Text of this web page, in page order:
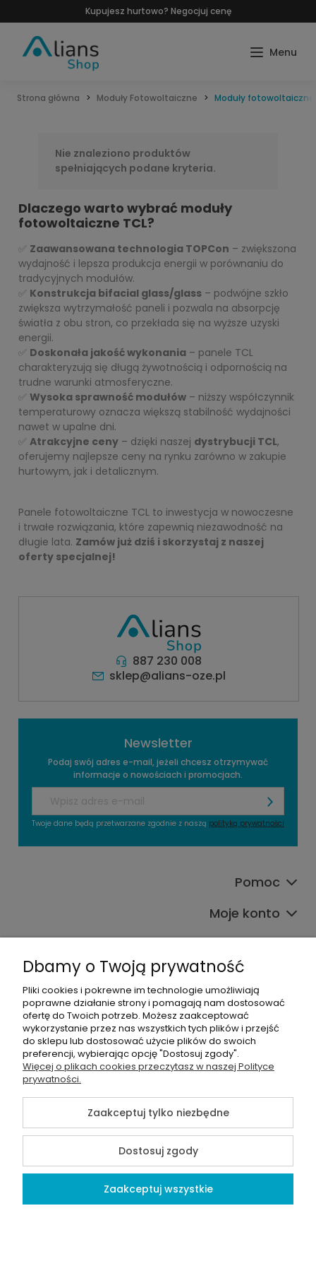
Kupujesz hurtowo? Negocjuj cenę
Strona główna Moduły Fotowoltaiczne Moduły fotowoltaiczne
Nie znaleziono produktów
spełniających podane kryteria.
Dlaczego warto wybrać moduły
fotowoltaiczne TCL?
✅ Zaawansowana technologia TOPCon – zwiększona
wydajność i lepsza produkcja energii w porównaniu do
tradycyjnych modułów.
✅ Konstrukcja bifacial glass/glass – podwójne szkło
zwiększa wytrzymałość paneli i pozwala na absorpcję
światła z obu stron, co przekłada się na wyższe uzyski
energii.
✅ Doskonała jakość wykonania – panele TCL
charakteryzują się długą żywotnością i odpornością na
trudne warunki atmosferyczne.
✅ Wysoka sprawność modułów – niższy współczynnik
temperaturowy oznacza większą stabilność wydajności
nawet w upalne dni.
✅ Atrakcyjne ceny – dzięki naszej dystrybucji TCL,
oferujemy najlepsze ceny na rynku zarówno w zakupie
hurtowym, jak i detalicznym.
Panele fotowoltaiczne TCL to inwestycja w nowoczesne
i trwałe rozwiązania, które zapewnią niezawodność na
długie lata. Zamów już dziś i skorzystaj z naszej
oferty specjalnej!
887 230 008
sklep@alians-oze.pl
Newsletter
Podaj swój adres e-mail, jeżeli chcesz otrzymywać
informacje o nowościach i promocjach.
Twoje dane będą przetwarzane zgodnie z naszą polityką prywatności
Pomoc
Moje konto
O nas
Kategorie produktowe
©2026 Wszelkie Prawa Zastrzeżone |Alians-shop
Szablon Master byEcommercy
Pokaż pełną wersję strony
Sklep internetowy Shoper Premium
Dbamy o Twoją prywatność
Pliki cookies i pokrewne im technologie umożliwiają
poprawne działanie strony i pomagają nam dostosować
ofertę do Twoich potrzeb. Możesz zaakceptować
wykorzystanie przez nas wszystkich tych plików i przejść
do sklepu lub dostosować użycie plików do swoich
preferencji, wybierając opcję "Dostosuj zgody".
Więcej o plikach cookies przeczytasz w naszej Polityce
prywatności.
Zaakceptuj tylko niezbędne
Dostosuj zgody
Zaakceptuj wszystkie